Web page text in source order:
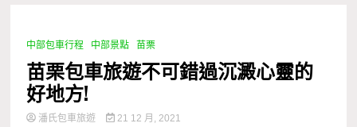
1 Minute
中部包車行程 中部景點 苗栗
苗栗包車旅遊不可錯過沉澱心靈的
好地方!
潘氏包車旅遊 21 12 月, 2021